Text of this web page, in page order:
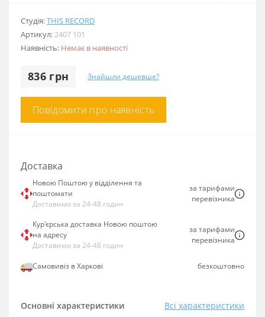
Студія:THIS RECORD
Артикул:2407 101
Наявність: Немає в наявності
836 грн Знайшли дешевше?
Повідомити про наявність
Основні характеристики Всі характеристики
Доставка
Новою Поштою у відділення та
поштомати
Доставимо за 24-48 годин
за тарифами
перевізника
Кур'єрська доставка Новою поштою
на адресу
Доставимо за 24-48 годин
за тарифами
перевізника
Самовивіз в Харкові безкоштовно